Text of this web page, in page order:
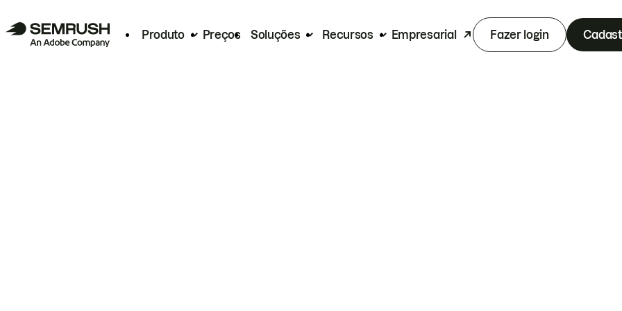
Produto Preços Soluções Recursos Empresarial Fazer login